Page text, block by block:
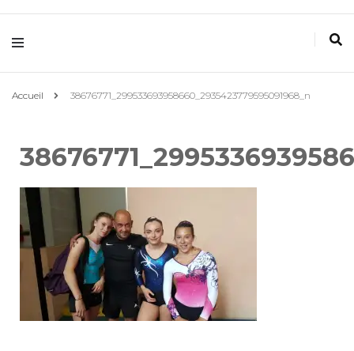
Villemomble
Gymnastique
Accueil 38676771_299533693958660_2935423779595091968_n